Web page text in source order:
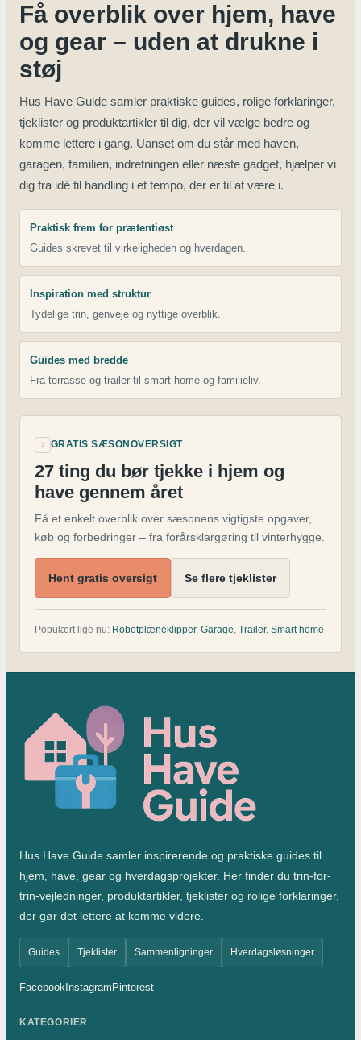
Få overblik over hjem, have
og gear – uden at drukne i
støj
Hus Have Guide samler praktiske guides, rolige forklaringer,
tjeklister og produktartikler til dig, der vil vælge bedre og
komme lettere i gang. Uanset om du står med haven,
garagen, familien, indretningen eller næste gadget, hjælper vi
dig fra idé til handling i et tempo, der er til at være i.
Praktisk frem for prætentiøst
Guides skrevet til virkeligheden og hverdagen.
Inspiration med struktur
Tydelige trin, genveje og nyttige overblik.
Guides med bredde
Fra terrasse og trailer til smart home og familieliv.
↓ GRATIS SÆSONOVERSIGT
27 ting du bør tjekke i hjem og
have gennem året
Få et enkelt overblik over sæsonens vigtigste opgaver,
køb og forbedringer – fra forårsklargøring til vinterhygge.
Hent gratis oversigt Se flere tjeklister
Populært lige nu: Robotplæneklipper, Garage, Trailer, Smart home
Hus Have Guide samler inspirerende og praktiske guides til
hjem, have, gear og hverdagsprojekter. Her finder du trin-for-
trin-vejledninger, produktartikler, tjeklister og rolige forklaringer,
der gør det lettere at komme videre.
Guides Tjeklister Sammenligninger Hverdagsløsninger
Facebook Instagram Pinterest
KATEGORIER